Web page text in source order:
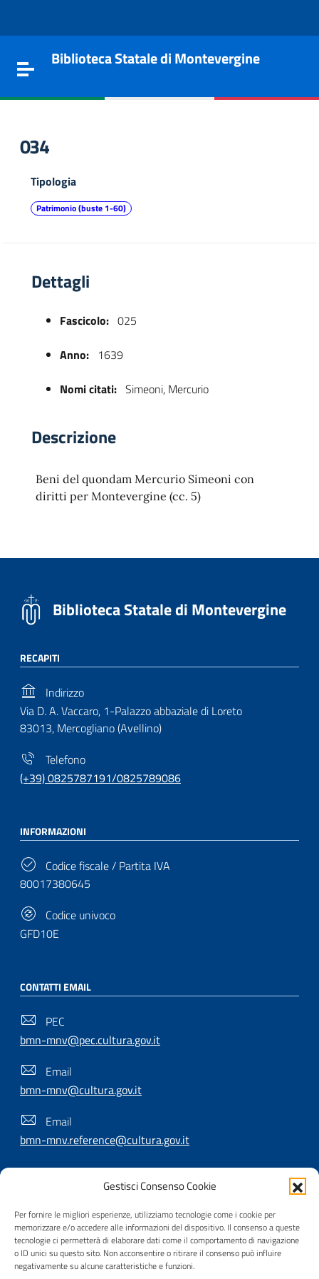
Gestisci Consenso Cookie
Per fornire le migliori esperienze, utilizziamo tecnologie come i cookie per
memorizzare e/o accedere alle informazioni del dispositivo. Il consenso a queste
tecnologie ci permetterà di elaborare dati come il comportamento di navigazione
o ID unici su questo sito. Non acconsentire o ritirare il consenso può influire
negativamente su alcune caratteristiche e funzioni.
Toggle navigation
Biblioteca Statale di Montevergine
034
Tipologia
Patrimonio (buste 1-60)
Dettagli
Fascicolo: 025
Anno: 1639
Nomi citati: Simeoni, Mercurio
Descrizione
Beni del quondam Mercurio Simeoni con
diritti per Montevergine (cc. 5)
Biblioteca Statale di Montevergine
RECAPITI
Indirizzo
Via D. A. Vaccaro, 1-Palazzo abbaziale di Loreto
83013, Mercogliano (Avellino)
Telefono
(+39) 0825787191/0825789086
INFORMAZIONI
Codice fiscale / Partita IVA
80017380645
Codice univoco
GFD10E
CONTATTI EMAIL
PEC
bmn-mnv@pec.cultura.gov.it
Email
bmn-mnv@cultura.gov.it
Email
bmn-mnv.reference@cultura.gov.it
Useful Links Section
Privacy | Cookie policy | Contatti |